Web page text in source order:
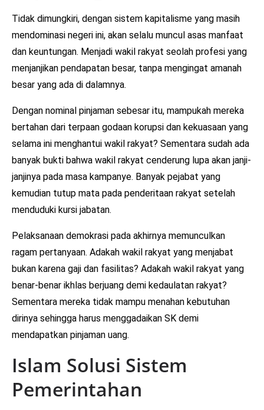
Tidak dimungkiri, dengan sistem kapitalisme yang masih
mendominasi negeri ini, akan selalu muncul asas manfaat
dan keuntungan. Menjadi wakil rakyat seolah profesi yang
menjanjikan pendapatan besar, tanpa mengingat amanah
besar yang ada di dalamnya.
Dengan nominal pinjaman sebesar itu, mampukah mereka
bertahan dari terpaan godaan korupsi dan kekuasaan yang
selama ini menghantui wakil rakyat? Sementara sudah ada
banyak bukti bahwa wakil rakyat cenderung lupa akan janji-
janjinya pada masa kampanye. Banyak pejabat yang
kemudian tutup mata pada penderitaan rakyat setelah
menduduki kursi jabatan.
Pelaksanaan demokrasi pada akhirnya memunculkan
ragam pertanyaan. Adakah wakil rakyat yang menjabat
bukan karena gaji dan fasilitas? Adakah wakil rakyat yang
benar-benar ikhlas berjuang demi kedaulatan rakyat?
Sementara mereka tidak mampu menahan kebutuhan
dirinya sehingga harus menggadaikan SK demi
mendapatkan pinjaman uang.
Islam Solusi Sistem
Pemerintahan